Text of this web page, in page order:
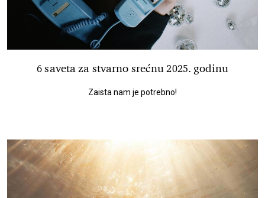
6 saveta za stvarno srećnu 2025. godinu
Zaista nam je potrebno!